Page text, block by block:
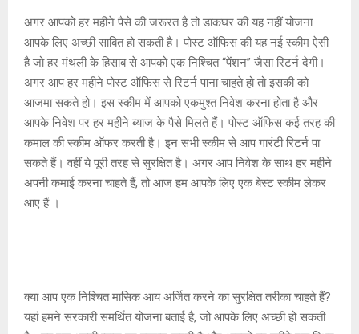
p
p
o
k
e
k
अगर आपको हर महीने पैसे की जरूरत है तो डाकघर की यह नहीं योजना
आपके लिए अच्छी साबित हो सकती है। पोस्ट ऑफिस की यह नई स्कीम ऐसी
है जो हर मंथली के हिसाब से आपको एक निश्चित “पेंशन” जैसा रिटर्न देगी।
अगर आप हर महीने पोस्ट ऑफिस से रिटर्न पाना चाहते हो तो इसकी को
आजमा सकते हो। इस स्कीम में आपको एकमुश्त निवेश करना होता है और
आपके निवेश पर हर महीने ब्याज के पैसे मिलते हैं। पोस्ट ऑफिस कई तरह की
कमाल की स्कीम ऑफर करती है। इन सभी स्कीम से आप गारंटी रिटर्न पा
सकते हैं। वहीं ये पूरी तरह से सुरक्षित है। अगर आप निवेश के साथ हर महीने
अपनी कमाई करना चाहते हैं, तो आज हम आपके लिए एक बेस्ट स्कीम लेकर
आए हैं ।
क्या आप एक निश्चित मासिक आय अर्जित करने का सुरक्षित तरीका चाहते हैं?
यहां हमने सरकारी समर्थित योजना बताई है, जो आपके लिए अच्छी हो सकती